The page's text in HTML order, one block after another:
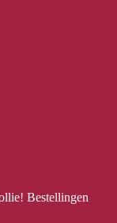
Bestellingen